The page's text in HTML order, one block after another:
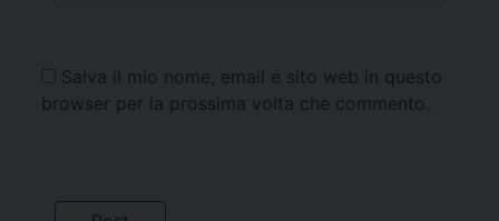
Salva il mio nome, email e sito web in questo
browser per la prossima volta che commento.